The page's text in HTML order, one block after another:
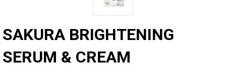
SAKURA BRIGHTENING
SERUM & CREAM